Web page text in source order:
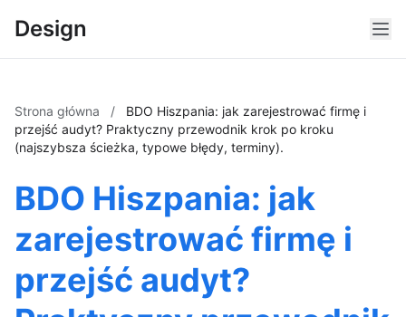
Design
Strona główna /
BDO Hiszpania: jak zarejestrować firmę i
przejść audyt? Praktyczny przewodnik krok po kroku
(najszybsza ścieżka, typowe błędy, terminy).
BDO Hiszpania: jak
zarejestrować firmę i
przejść audyt?